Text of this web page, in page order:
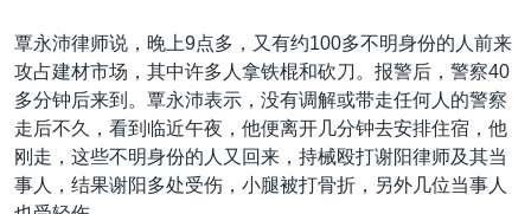
覃永沛律师说，晚上9点多，又有约100多不明身份的人前来
攻占建材市场，其中许多人拿铁棍和砍刀。报警后，警察40
多分钟后来到。覃永沛表示，没有调解或带走任何人的警察
走后不久，看到临近午夜，他便离开几分钟去安排住宿，他
刚走，这些不明身份的人又回来，持械殴打谢阳律师及其当
事人，结果谢阳多处受伤，小腿被打骨折，另外几位当事人